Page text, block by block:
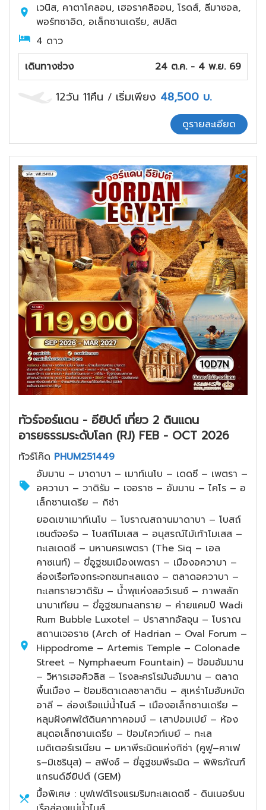
เวนิส, คาตาโคลอน, เฮอราคลิออน, โรดส์, ลีมาซอล,
พอร์ทซาอิด, อเล็กซานเดรีย, สปลิต
4 ดาว
เดินทางช่วง
24 ต.ค. - 4 พ.ย. 69
12วัน 11คืน / เริ่มเพียง 48,500 บ.
ดูรายละเอียด
ทัวร์จอร์แดน - อียิปต์ เที่ยว 2 ดินแดน
อารยธรรมระดับโลก (RJ) FEB - OCT 2026
ทัวร์โค๊ด PHUM251449
อัมมาน – มาดาบา – เมาท์เนโบ – เดดซี – เพตรา –
อควาบา – วาดิรัม – เจอราช – อัมมาน – ไคโร – อ
เล็กซานเดรีย – กิซ่า
ยอดเขาเมาท์เนโบ – โบราณสถานมาดาบา – โบสถ์
เซนต์จอร์จ – โบสถ์โมเสส – อนุสรณ์ไม้เท้าโมเสส –
ทะเลเดดซี – มหานครเพตรา (The Siq – เอล
คาซเนท์) – ขี่อูฐชมเมืองเพตรา – เมืองอควาบา –
ล่องเรือท้องกระจกชมทะเลแดง – ตลาดอควาบา –
ทะเลทรายวาดิรัม – น้ำพุแห่งลอว์เรนซ์ – ภาพสลัก
นาบาเทียน – ขี่อูฐชมทะเลทราย – ค่ายแคมป์ Wadi
Rum Bubble Luxotel – ปราสาทอัลจุน – โบราณ
สถานเจอราช (Arch of Hadrian – Oval Forum –
Hippodrome – Artemis Temple – Colonade
Street – Nymphaeum Fountain) – ป้อมอัมมาน
– วิหารเฮอคิวลิส – โรงละครโรมันอัมมาน – ตลาด
พื้นเมือง – ป้อมซิตาเดลซาลาดิน – สุเหร่าโมฮัมหมัด
อาลี – ล่องเรือแม่น้ำไนล์ – เมืองอเล็กซานเดรีย –
หลุมฝังศพใต้ดินคาทาคอมบ์ – เสาปอมเปย์ – ห้อง
สมุดอเล็กซานเดรีย – ป้อมไควท์เบย์ – ทะเล
เมดิเตอร์เรเนียน – มหาพีระมิดแห่งกิซ่า (คูฟู–คาเฟ
ร–มิเซรินุส) – สฟิงซ์ – ขี่อูฐชมพีระมิด – พิพิธภัณฑ์
แกรนด์อียิปต์ (GEM)
มื้อพิเศษ : บุฟเฟต์โรงแรมริมทะเลเดดซี - ดินเนอร์บน